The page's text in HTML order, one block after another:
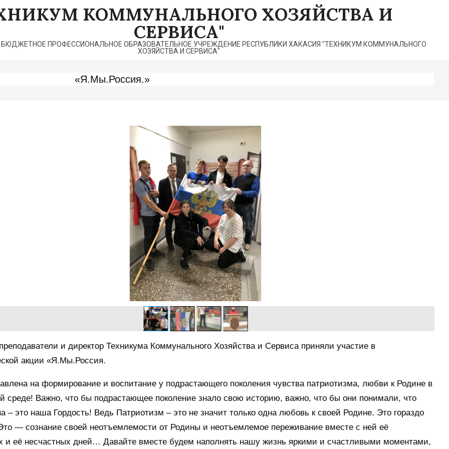
КОММУНАЛЬНОГО ХОЗЯЙСТВА И
СЕРВИСА"
БЮДЖЕТНОЕ ПРОФЕССИОНАЛЬНОЕ ОБРАЗОВАТЕЛЬНОЕ УЧРЕЖДЕНИЕ РЕСПУБЛИКИ ХАКАСИЯ "ТЕХНИКУМ КОММУНАЛЬНОГО
ХОЗЯЙСТВА И СЕРВИСА"
«Я.Мы.Россия.»
и директор Техникума Коммунального Хозяйства и Сервиса приняли участие в
акции «Я.Мы.Россия.
на формирование и воспитание у подрастающего поколения чувства патриотизма, любви к Родине в
среде! Важно, что бы подрастающее поколение знало свою историю, важно, что бы они понимали, что
– это наша Гордость! Ведь Патриотизм – это не значит только одна любовь к своей Родине. Это гораздо
— сознание своей неотъемлемости от Родины и неотъемлемое переживание вместе с ней её
и её несчастных дней… Давайте вместе будем наполнять нашу жизнь яркими и счастливыми моментами,